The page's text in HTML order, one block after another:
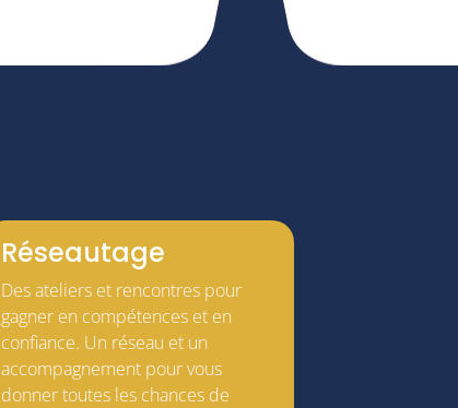
Réseautage
Des ateliers et rencontres pour
gagner en compétences et en
confiance. Un réseau et un
accompagnement pour vous
donner toutes les chances de